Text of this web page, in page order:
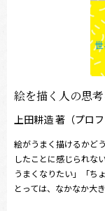
絵を描く人の思考
上田耕造 著（プロ
――絵がうまく描けるか
したことに感じられな
うまくなりたい」「ち
とっては、なかなか大